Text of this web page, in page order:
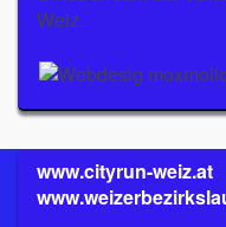
Weiz.
www.cityrun-weiz.at